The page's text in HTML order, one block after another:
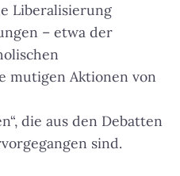
Liberalisierung
– etwa der
mutigen Aktionen von
die aus den Debatten
sind.